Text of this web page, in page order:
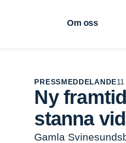
Om oss
Trä – framtidens
Ny framtidsvision: Därför ska du vilja
PRESSMEDDELANDE
Ny
stanna
Gamla